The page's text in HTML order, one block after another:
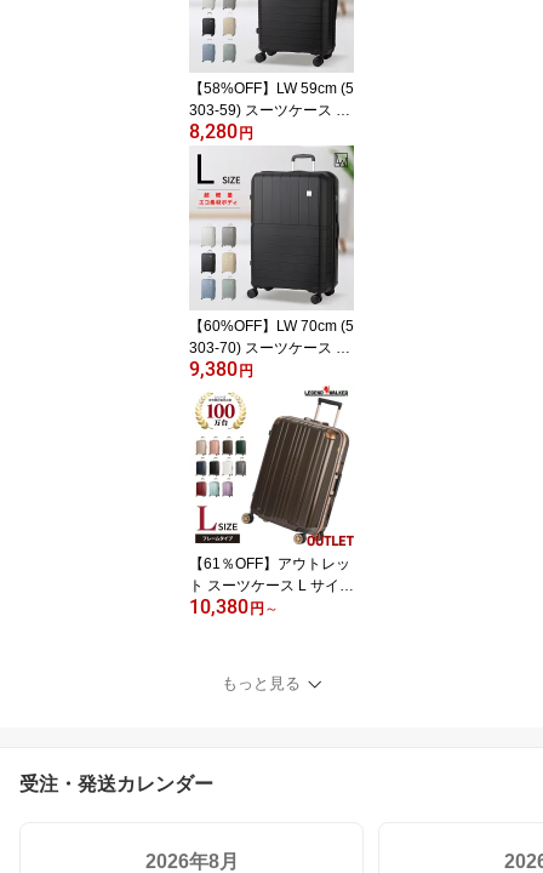
ンプル カジュアル Sサイ
ズ 機内持込対応 1〜2泊
あす楽 送料無料
【58%OFF】LW 59cm (5
303-59) スーツケース キ
ャリーケース キャリーバ
ッグ ファスナータイプ
超軽量 PP ポリプロピレ
ン エコ ダイヤルロック
静音ダブルキャスター シ
ンプル カジュアル Mサイ
ズ 5〜7泊 あす楽 送料無
料
8,280 円
【60%OFF】LW 70cm (5
303-70) スーツケース キ
ャリーケース キャリーバ
ッグ ファスナータイプ
超軽量 PP ポリプロピレ
ン エコ ダイヤルロック
静音ダブルキャスター シ
ンプル カジュアル Lサイ
ズ 7泊〜 あす楽 送料無料
9,380 円
【61％OFF】アウトレッ
ト スーツケース L サイズ
安い セール 激安 キャリ
手荷物 大型 7日 8日 9日
10日 ダブルキャスター L
10,380 円 ～
もっと見る
受注・発送カレンダー
2026年8月